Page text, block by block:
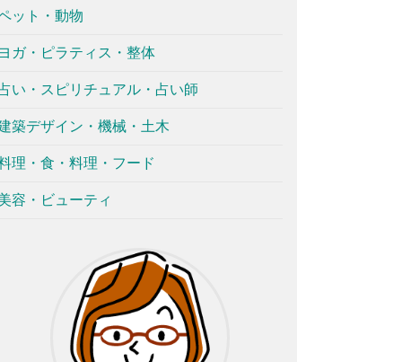
ット・動物
ガ・ピラティス・整体
い・スピリチュアル・占い師
築デザイン・機械・土木
理・食・料理・フード
容・ビューティ